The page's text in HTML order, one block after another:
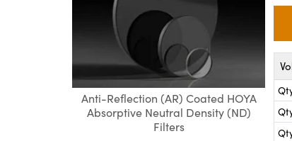
Anti-Reflection (AR) Coated HOYA
Absorptive Neutral Density (ND)
Filters